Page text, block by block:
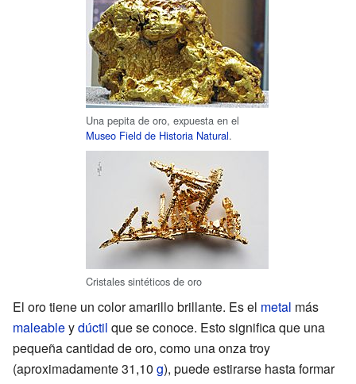
Una pepita de oro, expuesta en el
Museo Field de Historia Natural.
Cristales sintéticos de oro
El oro tiene un color amarillo brillante. Es el metal más
maleableydúctil que se conoce. Esto significa que una
pequeña cantidad de oro, como una onza troy
(aproximadamente 31,10 g), puede estirarse hasta formar